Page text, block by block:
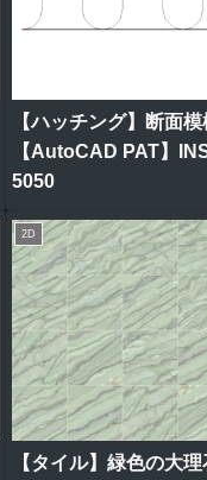
【ハッチング】断面模
【AutoCAD PAT】
5050
2D
【タイル】緑色の大理